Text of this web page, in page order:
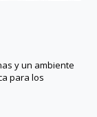
y un ambiente
para los